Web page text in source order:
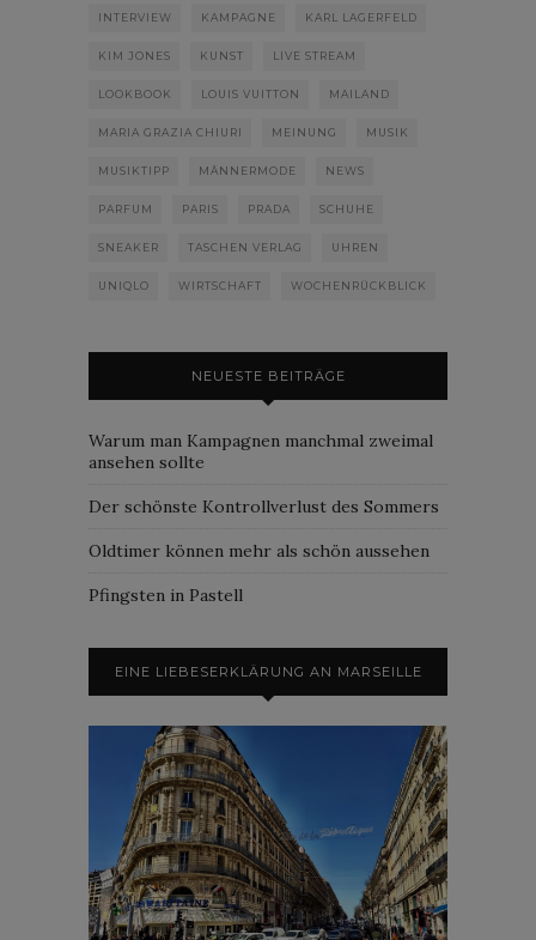
INTERVIEW KAMPAGNE KARL LAGERFELD
KIM JONES KUNST LIVE STREAM
LOOKBOOK LOUIS VUITTON MAILAND
MARIA GRAZIA CHIURI MEINUNG MUSIK
MUSIKTIPP MÄNNERMODE NEWS
PARFUM PARIS PRADA SCHUHE
SNEAKER TASCHEN VERLAG UHREN
UNIQLO WIRTSCHAFT WOCHENRÜCKBLICK
NEUESTE BEITRÄGE
Warum man Kampagnen manchmal zweimal
ansehen sollte
Der schönste Kontrollverlust des Sommers
Oldtimer können mehr als schön aussehen
Pfingsten in Pastell
EINE LIEBESERKLÄRUNG AN MARSEILLE